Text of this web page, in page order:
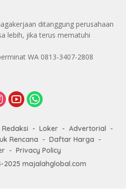
ditanggung perusahaan
lebih, jika terus mematuhi
WA 0813-3407-2808
Redaksi Loker
Advertorial
Rencana
Daftar Harga
Privacy Policy
2025 majalahglobal.com